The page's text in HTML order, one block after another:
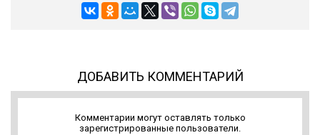
ДОБАВИТЬ КОММЕНТАРИЙ
Комментарии могут оставлять только
зарегистрированные пользователи.